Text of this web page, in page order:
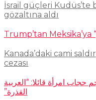
İsrail güçleri Kudüs’te
gözaltına aldı
Trump’tan Meksika’ya
Kanada’daki cami
cezası
امرأة قائلا: “العربية
القذرة”